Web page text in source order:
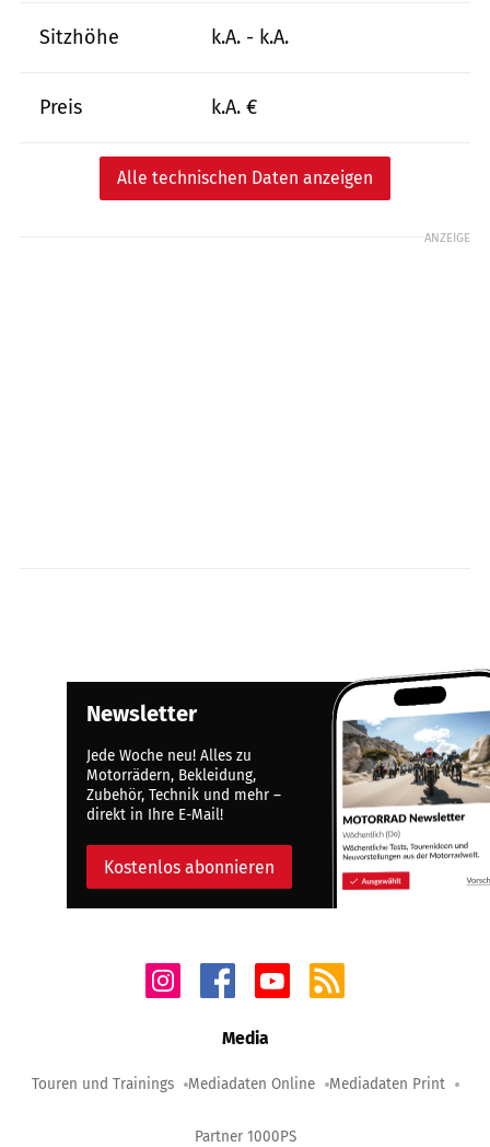
Sitzhöhe k.A. - k.A.
Preis k.A. €
Alle technischen Daten anzeigen
ANZEIGE
Newsletter
Jede Woche neu! Alles zu
Motorrädern, Bekleidung,
Zubehör, Technik und mehr –
direkt in Ihre E-Mail!
Kostenlos abonnieren
Media
Touren und Trainings Mediadaten Online Mediadaten Print
Partner 1000PS